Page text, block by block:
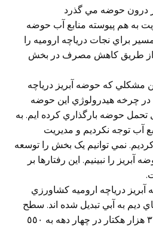
درون حوضه مي گذرد
به هم پيوسته منابع آب حوضه
مسير براي نجات درياچه اروميه را
از طريق کاهش مصرف در بخش
مشکلي که حوضه آبريز درياچه
در چرخه هيدرولوژي اين حوضه
حوضه بارگذاري کرده ايم. به
آب توجه نکرديم و مديريت
نمي توانيم يک بخش را توسعه
را نبينيم. اين رفتارها بر
درياچه اروميه کشاورزي
ديم به آبي تبديل شده اند. سطح
زير کشت کشاورزي از ٣٢٠ هزار هکتار در چهار دهه به ٥٥٠